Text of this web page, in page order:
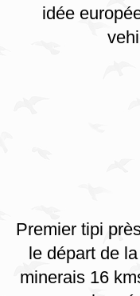
idée
Premier tipi
le départ de
minerais 16